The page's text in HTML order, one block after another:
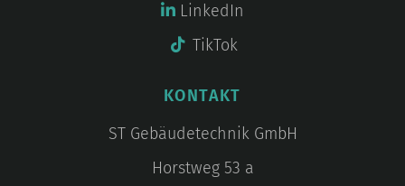
LinkedIn
TikTok
KONTAKT
ST Gebäudetechnik GmbH
Horstweg 53 a